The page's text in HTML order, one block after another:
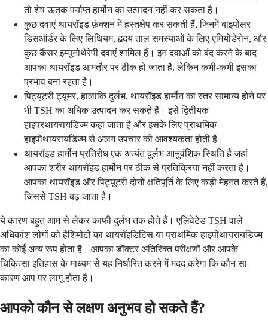
तो शेष ऊतक पर्याप्त हार्मोन का उत्पादन नहीं कर सकता है।
कुछ दवाएं थायरॉइड फ़ंक्शन में हस्तक्षेप कर सकती हैं, जिनमें बाइपोलर
डिसऑर्डर के लिए लिथियम, हृदय ताल समस्याओं के लिए एमियोडेरोन, और
कुछ कैंसर इम्यूनोथेरेपी दवाएं शामिल हैं। इन दवाओं को बंद करने के बाद
आपका थायरॉइड आमतौर पर ठीक हो जाता है, लेकिन कभी-कभी इसका
प्रभाव बना रहता है।
पिट्यूटरी ट्यूमर, हालांकि दुर्लभ, थायरॉइड हार्मोन का स्तर सामान्य होने पर
भी TSH का अधिक उत्पादन कर सकते हैं। इसे द्वितीयक
हाइपरथायरायडिज्म कहा जाता है और इसके लिए प्राथमिक
हाइपोथायरायडिज्म से अलग उपचार की आवश्यकता होती है।
थायरॉइड हार्मोन प्रतिरोध एक अत्यंत दुर्लभ आनुवंशिक स्थिति है जहां
आपका शरीर थायरॉइड हार्मोन पर ठीक से प्रतिक्रिया नहीं करता है।
आपका थायरॉइड और पिट्यूटरी दोनों क्षतिपूर्ति के लिए कड़ी मेहनत करते हैं,
जिससे TSH बढ़ जाता है।
ये कारण बहुत आम से लेकर काफी दुर्लभ तक होते हैं। एलिवेटेड TSH वाले
अधिकांश लोगों को हैशिमोटो का थायरॉइडिटिस या प्राथमिक हाइपोथायरायडिज्म
का कोई अन्य रूप होता है। आपका डॉक्टर अतिरिक्त परीक्षणों और आपके
चिकित्सा इतिहास के माध्यम से यह निर्धारित करने में मदद करेगा कि कौन सा
कारण आप पर लागू होता है।
आपको कौन से लक्षण अनुभव हो सकते हैं?